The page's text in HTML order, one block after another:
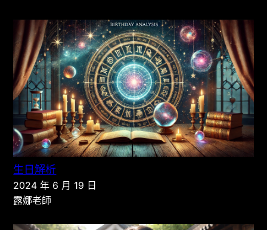
生日解析
2024 年 6 月 19 日
露娜老師